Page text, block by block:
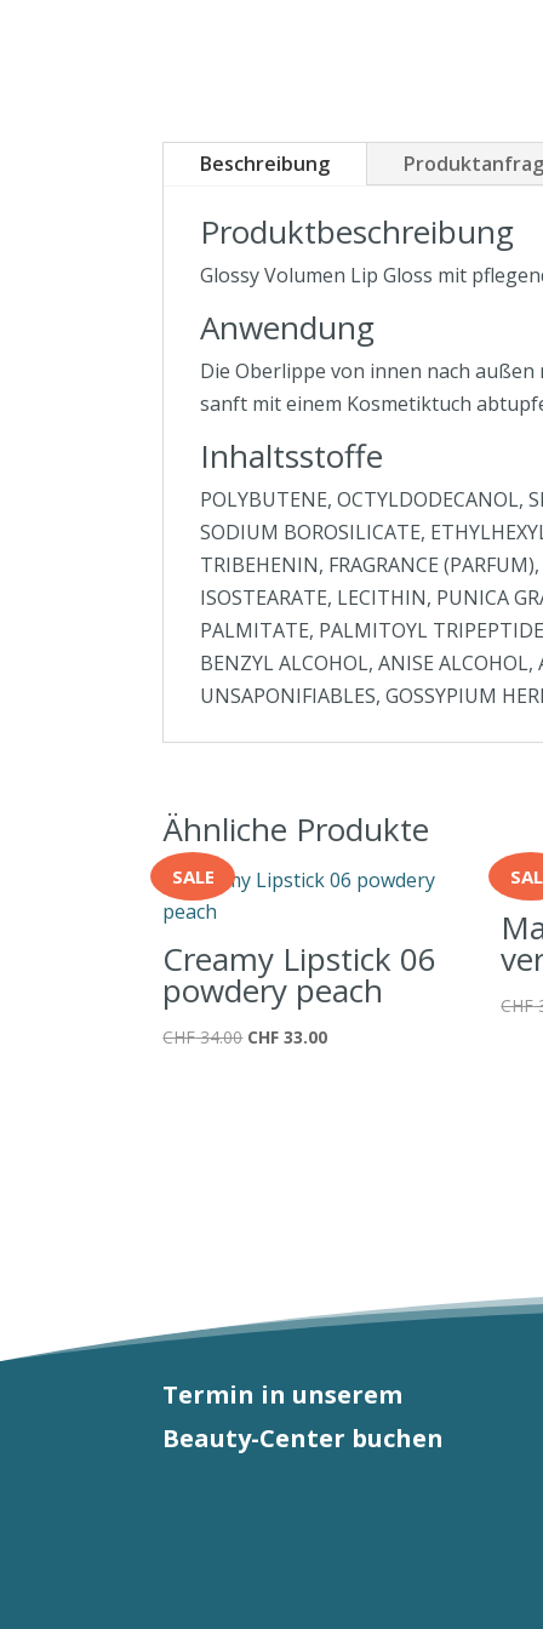
Beschreibung
Produktbeschreibung
Glossy Volumen Lip Gloss mit
Anwendung
Die Oberlippe von innen nach
sanft mit einem Kosmetiktuch
Inhaltsstoffe
POLYBUTENE, OCTYLDODECANOL,
SODIUM BOROSILICATE,
TRIBEHENIN, FRAGRANCE
ISOSTEARATE, LECITHIN, PUNICA
PALMITATE, PALMITOYL
BENZYL ALCOHOL, ANISE
UNSAPONIFIABLES, GOSSYPIUM
Ähnliche Produkte
SALE
Creamy Lipstick 06
powdery peach
CHF34.00 Ursprünglicher
CHF 33.00Aktueller
CHF
Termin in unserem
Beauty-Center buchen